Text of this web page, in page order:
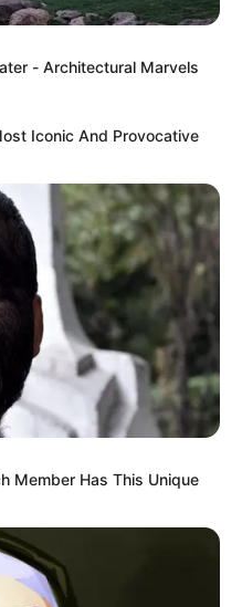
CAFÉ
afectó el costo del café en
DÓLAR
¿Cuánto se necesita para
vivir en Bucaramanga?
Expertos señalan que la
cifra supera los $2
millones
DÓLAR
Descubren en Maicao
falsificación de dólares y
ALERTA PAISA
- Architectural Marvels
Iconic And Provocative
Member Has This Unique